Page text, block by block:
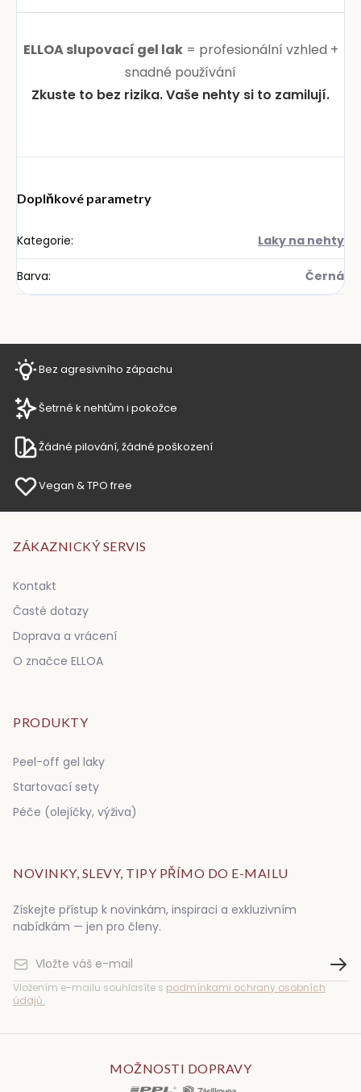
ELLOA slupovací gel lak= profesionální vzhled +
snadné používání
Zkuste to bez rizika. Vaše nehty si to zamilují.
Doplňkové parametry
Kategorie: Laky na nehty
Barva: Černá
Bez agresivního zápachu
Šetrné k nehtům i pokožce
Žádné pilování, žádné poškození
Vegan & TPO free
ZÁKAZNICKÝ SERVIS
Kontakt
Časté dotazy
Doprava a vrácení
O značce ELLOA
PRODUKTY
Peel-off gel laky
Startovací sety
Péče (olejíčky, výživa)
NOVINKY, SLEVY, TIPY PŘÍMO DO E-MAILU
Získejte přístup k novinkám, inspiraci a exkluzivním
nabídkám — jen pro členy.
Vložením e-mailu souhlasíte s podmínkami ochrany osobních
údajů.
MOŽNOSTI DOPRAVY